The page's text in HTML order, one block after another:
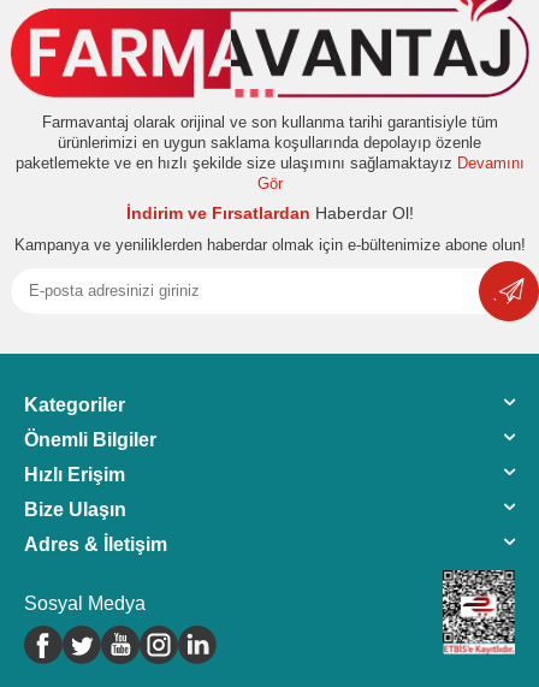
Farmavantaj olarak orijinal ve son kullanma tarihi garantisiyle tüm
ürünlerimizi en uygun saklama koşullarında depolayıp özenle
paketlemekte ve en hızlı şekilde size ulaşımını sağlamaktayız Devamını
Gör
İndirim ve Fırsatlardan Haberdar Ol!
Kampanya ve yeniliklerden haberdar olmak için e-bültenimize abone olun!
Kategoriler
Önemli Bilgiler
Hızlı Erişim
Bize Ulaşın
Adres & İletişim
Sosyal Medya